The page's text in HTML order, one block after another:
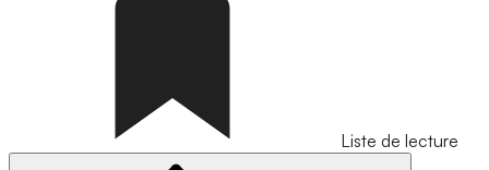
Liste de lecture